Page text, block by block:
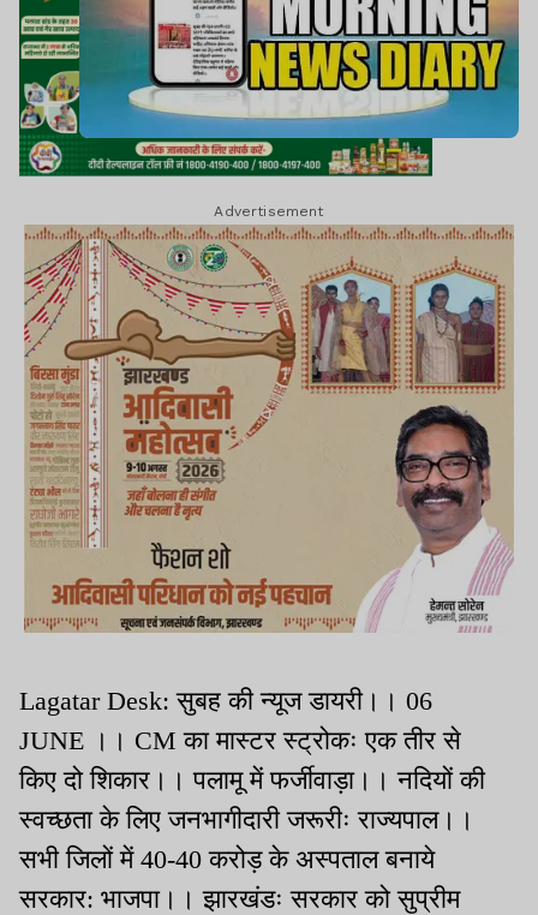
Advertisement
Lagatar Desk: सुबह की न्यूज डायरी।। 06
JUNE ।। CM का मास्टर स्ट्रोकः एक तीर से
किए दो शिकार।। पलामू में फर्जीवाड़ा।। नदियों की
स्वच्छता के लिए जनभागीदारी जरूरीः राज्यपाल।।
सभी जिलों में 40-40 करोड़ के अस्पताल बनाये
सरकार: भाजपा।। झारखंडः सरकार को सुप्रीम